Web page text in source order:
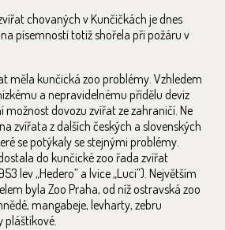
chovaných v Kunčičkách je dnes
písemností totiž shořela při požáru v
měla kunčická zoo problémy. Vzhledem
a nepravidelnému přídělu deviz
dovozu zvířat ze zahraničí. Ne
zvířata z dalších českých a slovenských
se potýkaly se stejnými problémy.
do kunčické zoo řada zvířat
lev „Hedero” a lvice „Luci”). Největším
byla Zoo Praha, od níž ostravská zoo
mangabeje, levharty, zebru
pláštíkové.